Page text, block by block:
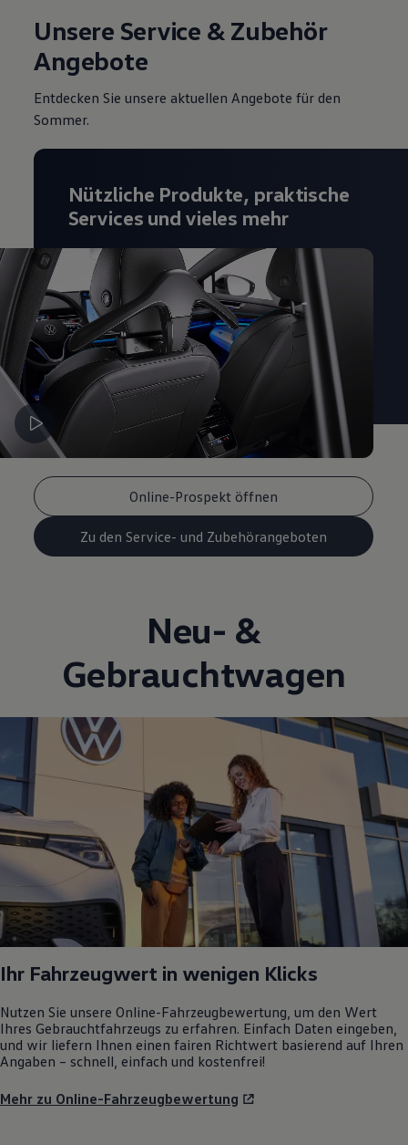
Unsere Service & Zubehör
Angebote
Entdecken Sie unsere aktuellen Angebote für den
Sommer.
Online-Prospekt öffnen
Zu den Service- und Zubehörangeboten
Nützliche Produkte, praktische
Services und vieles mehr
Neu- &
Gebrauchtwagen
Ihr Fahrzeugwert in wenigen Klicks
Nutzen Sie unsere Online-Fahrzeugbewertung, um den Wert
Ihres Gebrauchtfahrzeugs zu erfahren. Einfach Daten eingeben,
und wir liefern Ihnen einen fairen Richtwert basierend auf Ihren
Angaben – schnell, einfach und kostenfrei!
Mehr zu Online-Fahrzeugbewertung